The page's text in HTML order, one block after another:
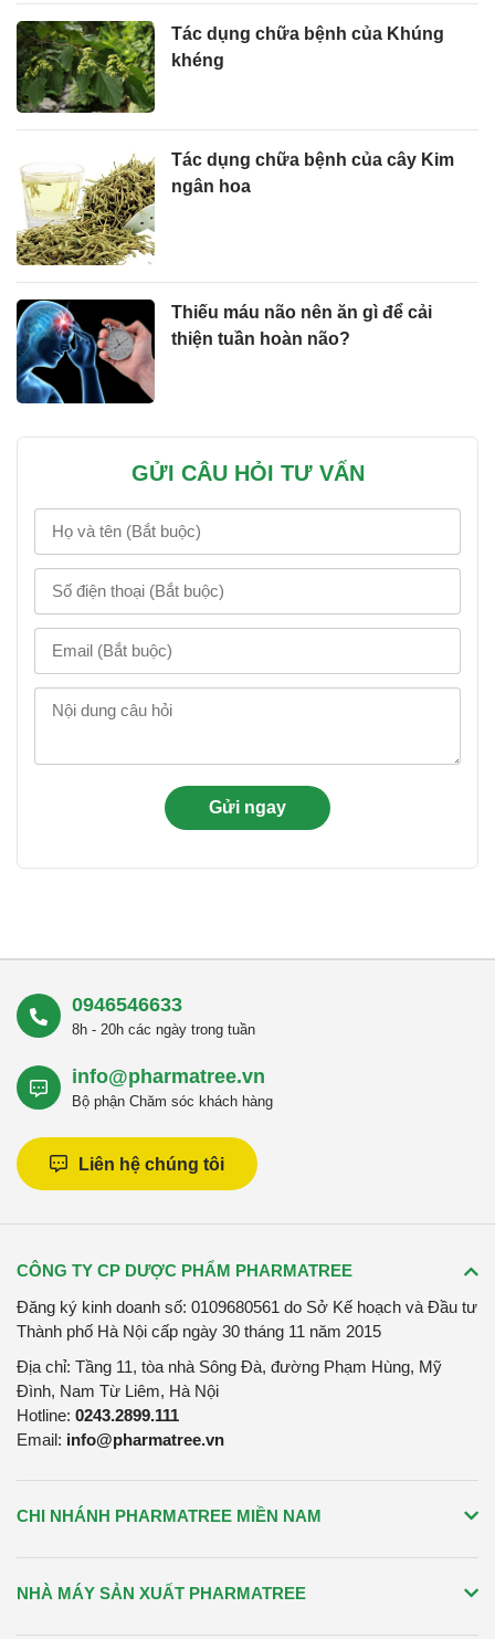
Tác dụng chữa bệnh của Khúng
khéng
Tác dụng chữa bệnh của cây Kim
ngân hoa
Thiếu máu não nên ăn gì để cải
thiện tuần hoàn não?
GỬI CÂU HỎI TƯ VẤN
0946546633
8h - 20h các ngày trong tuần
info@pharmatree.vn
Bộ phận Chăm sóc khách hàng
Liên hệ chúng tôi
CÔNG TY CP DƯỢC PHẨM PHARMATREE
Đăng ký kinh doanh số: 0109680561 do Sở Kế hoạch và Đầu tư
Thành phố Hà Nội cấp ngày 30 tháng 11 năm 2015
Địa chỉ: Tầng 11, tòa nhà Sông Đà, đường Phạm Hùng, Mỹ
Đình, Nam Từ Liêm, Hà Nội
Hotline: 0243.2899.111
Email: info@pharmatree.vn
CHI NHÁNH PHARMATREE MIỀN NAM
NHÀ MÁY SẢN XUẤT PHARMATREE